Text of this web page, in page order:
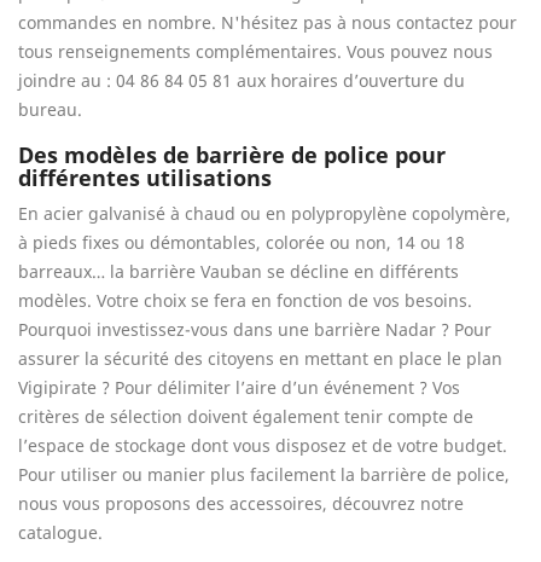
commandes en nombre. N'hésitez pas à nous contactez pour
tous renseignements complémentaires. Vous pouvez nous
joindre au : 04 86 84 05 81 aux horaires d’ouverture du
bureau.
Des modèles de barrière de police pour
différentes utilisations
En acier galvanisé à chaud ou en polypropylène copolymère,
à pieds fixes ou démontables, colorée ou non, 14 ou 18
barreaux… la barrière Vauban se décline en différents
modèles. Votre choix se fera en fonction de vos besoins.
Pourquoi investissez-vous dans une barrière Nadar ? Pour
assurer la sécurité des citoyens en mettant en place le plan
Vigipirate ? Pour délimiter l’aire d’un événement ? Vos
critères de sélection doivent également tenir compte de
l’espace de stockage dont vous disposez et de votre budget.
Pour utiliser ou manier plus facilement la barrière de police,
nous vous proposons des accessoires, découvrez notre
catalogue.